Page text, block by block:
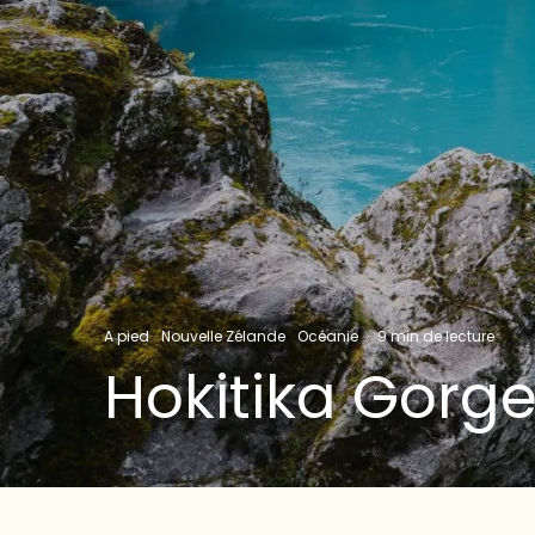
A pied Nouvelle Zélande Océanie · 9 min de lecture
Hokitika